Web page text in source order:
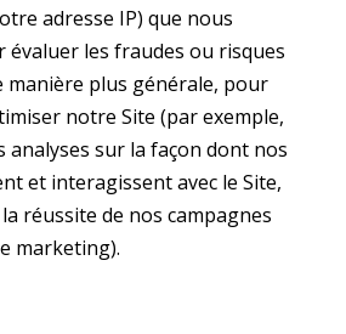
adresse IP) que nous
évaluer les fraudes ou risques
manière plus générale, pour
notre Site (par exemple,
analyses sur la façon dont nos
et interagissent avec le Site,
réussite de nos campagnes
marketing).